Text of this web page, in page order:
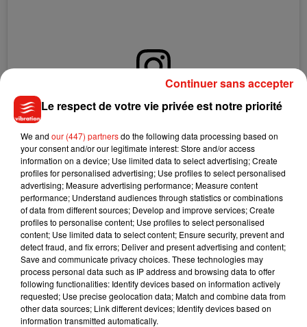
Voir cette publication sur Instagram
Pour prolonger la pédagogie et la découverte de ce produit
qui nous unit tous, nous proposons désormais une
déclinaison digitale totalement intégrée à notre évènement
annuel. Face à l’actualité, nous avons voulu apporter au plus
vite une solution concrète aux chocolatiers pour rendre leurs
créations accessibles à tous et partout", a ainsi expliqué
Gérald Palacios, président du Salon du Chocolat.
Au programme ?Une immense chocolaterie en ligne,
proposant une sélection de chocolats exquis: sucettes en
chocolat, truffes, fruits enrobés, nougats, caramels, tablettes,
Le respect de votre vie privée est notre priorité
We and our (447) partnersdo the following data processing based on
your consent and/or our legitimate interest: Store and/or access
information on a device; Use limited data to select advertising; Create
profiles for personalised advertising; Use profiles to select personalised
advertising; Measure advertising performance; Measure content
performance; Understand audiences through statistics or combinations
of data from different sources; Develop and improve services; Create
profiles to personalise content; Use profiles to select personalised
content; Use limited data to select content; Ensure security, prevent and
detect fraud, and fix errors; Deliver and present advertising and content;
Save and communicate privacy choices. These technologies may
process personal data such as IP address and browsing data to offer
following functionalities: Identify devices based on information actively
requested; Use precise geolocation data; Match and combine data from
other data sources; Link different devices; Identify devices based on
information transmitted automatically.
Continuer sans accepter